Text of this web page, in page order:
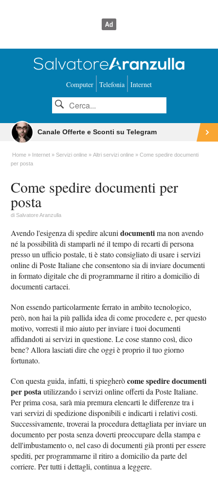
Computer Telefonia Internet
Canale Offerte e Sconti su Telegram
Home Internet Servizi online Altri servizi online
Come spedire documenti
per posta
Come spedire documenti per
posta
diSalvatore Aranzulla
Avendo l'esigenza di spedire alcunidocumentima non avendo
né la possibilità di stamparli né il tempo di recarti di persona
presso un ufficio postale, ti è stato consigliato di usare i servizi
online di Poste Italiane che consentono sia di inviare documenti
in formato digitale che di programmarne il ritiro a domicilio di
documenti cartacei.
Non essendo particolarmente ferrato in ambito tecnologico,
però, non hai la più pallida idea di come procedere e, per questo
motivo, vorresti il mio aiuto per inviare i tuoi documenti
affidandoti ai servizi in questione. Le cose stanno così, dico
bene? Allora lasciati dire che oggi è proprio il tuo giorno
fortunato.
Con questa guida, infatti, ti spiegheròcome spedire documenti
per postautilizzando i servizi online offerti da Poste Italiane.
Per prima cosa, sarà mia premura elencarti le differenze tra i
vari servizi di spedizione disponibili e indicarti i relativi costi.
Successivamente, troverai la procedura dettagliata per inviare un
documento per posta senza doverti preoccupare della stampa e
dell'imbustamento o, nel caso di documenti già pronti per essere
spediti, per programmarne il ritiro a domicilio da parte del
corriere. Per tutti i dettagli, continua a leggere.